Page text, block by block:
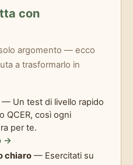
con
argomento — ecco
a trasformarlo in
— Un test di livello rapido
QCER, così ogni
per te.
→
chiaro — Esercitati su